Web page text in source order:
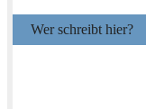
Wer schreibt hier?